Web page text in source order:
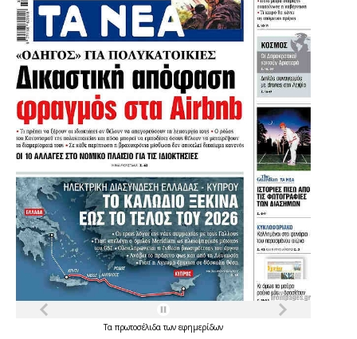
Τα πρωτοσέλιδατων εφημερίδων